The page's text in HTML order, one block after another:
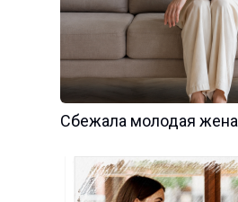
Сбежала молодая жена